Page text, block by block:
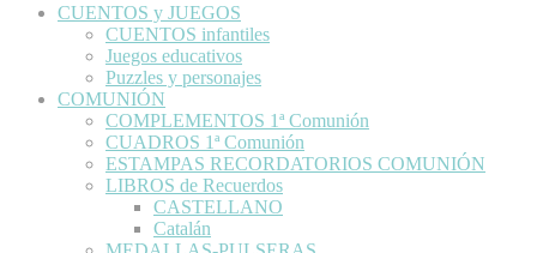
CUENTOS y JUEGOS
CUENTOS infantiles
Juegos educativos
Puzzles y personajes
COMUNIÓN
COMPLEMENTOS 1ª Comunión
CUADROS 1ª Comunión
ESTAMPAS RECORDATORIOS COMUNIÓN
LIBROS de Recuerdos
CASTELLANO
Catalán